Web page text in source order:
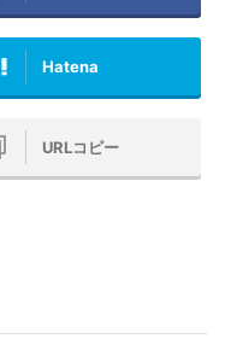
Hatena
URLコピー